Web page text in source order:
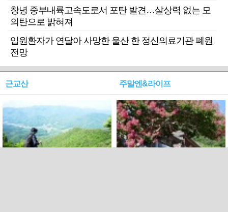
창녕 중부내륙고속도로서 포탄 발견…살상력 없는 모
의탄으로 밝혀져
입원환자가 연달아 사망한 울산 한 정신의료기관 폐원
전망
근교산 주말엔&라이프